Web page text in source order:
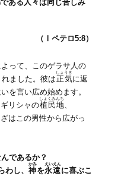
ある人々は同じ苦しみ
（Ⅰペテロ5:8）
って、このゲラサ人の
ました。彼は正気
しょうき
に返
を言い広め始めます。
リシャの植民地
しょくみんち
、
はこの男性から広がっ
であるか？
わし、 神
かみ
を永遠
えいえん
に喜ぶこ